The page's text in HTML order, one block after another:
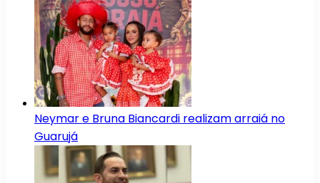
Neymar e Bruna Biancardi realizam arraiá no
Guarujá